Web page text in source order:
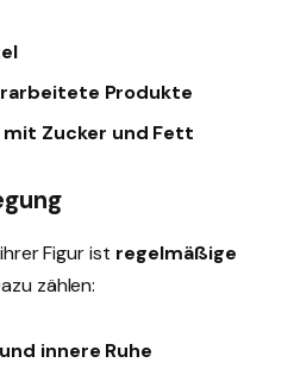
Produkte
Zucker und Fett
Figur ist regelmäßige
zählen:
innere Ruhe